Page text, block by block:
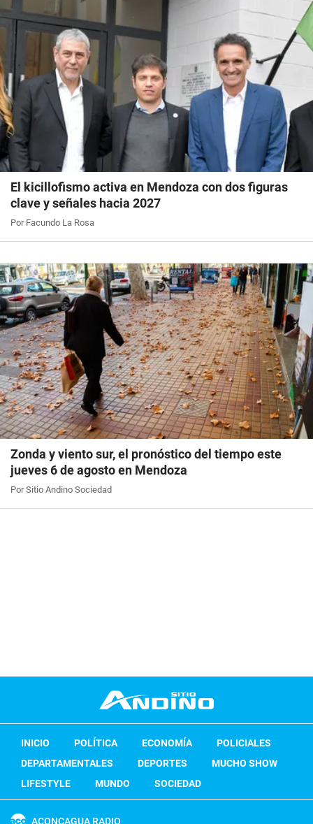
El kicillofismo activa en Mendoza con dos figuras
clave y señales hacia 2027
Por Facundo La Rosa
Zonda y viento sur, el pronóstico del tiempo este
jueves 6 de agosto en Mendoza
Por Sitio Andino Sociedad
INICIO POLÍTICA ECONOMÍA
POLICIALES
DEPARTAMENTALES
DEPORTES
MUCHO SHOW
LIFESTYLE
MUNDO SOCIEDAD
ACONCAGUA RADIO